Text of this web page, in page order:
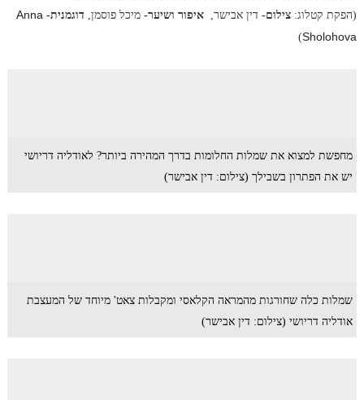
(הפקת קטלוג: צילום- דין אבישר, איפור ושיער- מיכל פוסמן, דוגמנית- Anna
Sholohova
)
מחפשת למצוא את שמלות החלומות בדרך המהירה ביותר? לאודליה דריושי
יש את הפתרון בשבילך (צילום: דין אבישר)
שמלות כלה שחורגות מהמראה הקלאסי ומקבלות צאט' מיוחד של המעצבת
אודליה דריושי (צילום: דין אבישר)